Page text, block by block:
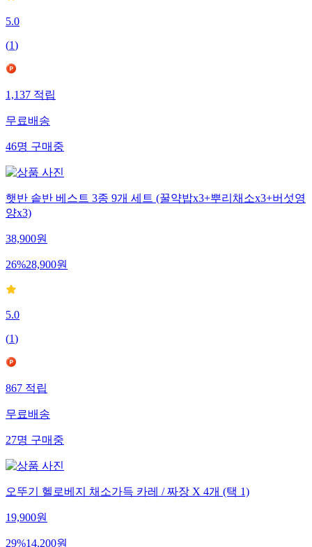
5.0
(1)
1,137 적립
무료배송
46명 구매중
햇반 솥반 베스트 3종 9개 세트 (꿀약밥x3+뿌리채소x3+버섯영
양x3)
38,900원
26%28,900원
5.0
(1)
867 적립
무료배송
27명 구매중
오뚜기 헬로베지 채소가득 카레 / 짜장 X 4개 (택 1)
19,900원
29%14,200원